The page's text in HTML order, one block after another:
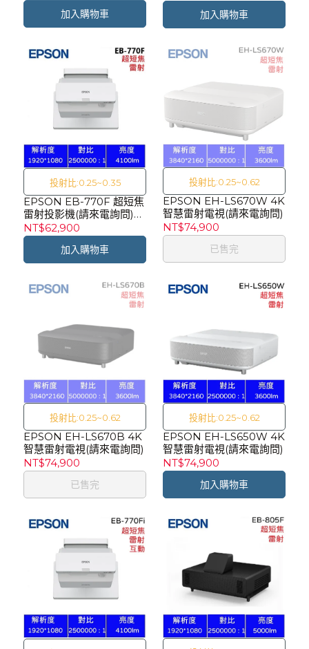
加入購物車 加入購物車
投射比:0.25~0.35
EPSON EB-770F 超短焦
雷射投影機(請來電詢問)
【目前無現貨需排單】
NT$62,900
加入購物車
投射比:0.25~0.62
EPSON EH-LS670W 4K
智慧雷射電視(請來電詢問)
NT$74,900
已售完
投射比:0.25~0.62
EPSON EH-LS670B 4K
智慧雷射電視(請來電詢問)
NT$74,900
已售完
投射比:0.25~0.62
EPSON EH-LS650W 4K
智慧雷射電視(請來電詢問)
NT$74,900
加入購物車